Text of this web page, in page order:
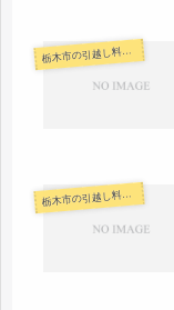
栃木市の引越し料金・代金相場・見積り情報
栃木市の引越し料金・代金相場・見積り情報